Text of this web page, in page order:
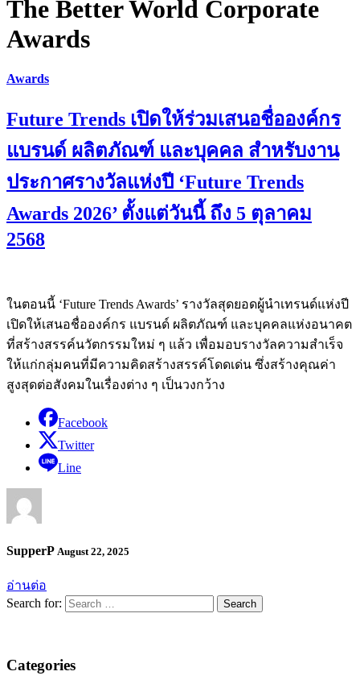
The Better World Corporate
Awards
Awards
Future Trends เปิดให้ร่วมเสนอชื่อองค์กร
แบรนด์ ผลิตภัณฑ์ และบุคคล สำหรับงาน
ประกาศรางวัลแห่งปี ‘Future Trends
Awards 2026’ ตั้งแต่วันนี้ ถึง 5 ตุลาคม
2568
ในตอนนี้ ‘Future Trends Awards’ รางวัลสุดยอดผู้นำเทรนด์แห่งปี
เปิดให้เสนอชื่อองค์กร แบรนด์ ผลิตภัณฑ์ และบุคคลแห่งอนาคต
ที่สร้างสรรค์นวัตกรรมใหม่ ๆ แล้ว เพื่อมอบรางวัลความสำเร็จ
ให้แก่กลุ่มคนที่มีความคิดสร้างสรรค์โดดเด่น ซึ่งสร้างคุณค่า
สูงสุดต่อสังคมในเรื่องต่าง ๆ เป็นวงกว้าง
Facebook
Twitter
Line
SupperP August 22, 2025
อ่านต่อ
Search for:
Categories